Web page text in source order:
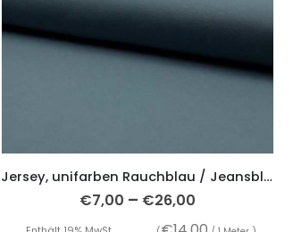
Jersey, unifarben Rauchblau / Jeansblau
€7,00 – €26,00